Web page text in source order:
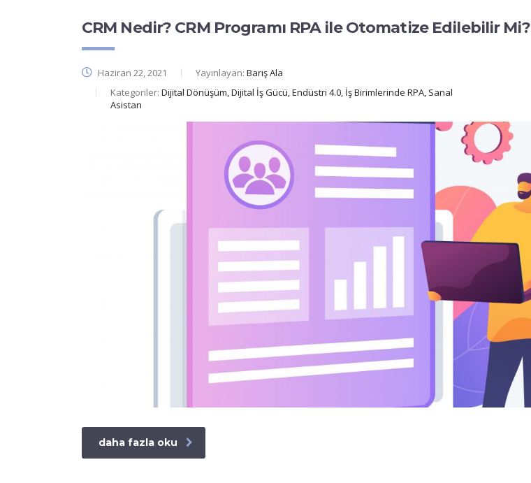
CRM Nedir? CRM Programı RPA ile Otomatize Edilebilir Mi?
Haziran 22, 2021 Yayınlayan: Barış Ala
Kategoriler: Dijital Dönüşüm, Dijital İş Gücü, Endüstri 4.0, İş Birimlerinde RPA, Sanal
Asistan
daha fazla oku